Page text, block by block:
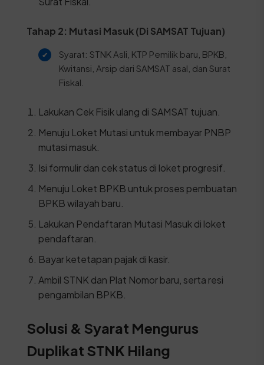
Tahap 2: Mutasi Masuk (Di SAMSAT Tujuan)
Syarat: STNK Asli, KTP Pemilik baru, BPKB,
Kwitansi, Arsip dari SAMSAT asal, dan Surat
Fiskal.
Lakukan Cek Fisik ulang di SAMSAT tujuan.
Menuju Loket Mutasi untuk membayar PNBP
mutasi masuk.
Isi formulir dan cek status di loket progresif.
Menuju Loket BPKB untuk proses pembuatan
BPKB wilayah baru.
Lakukan Pendaftaran Mutasi Masuk di loket
pendaftaran.
Bayar ketetapan pajak di kasir.
Ambil STNK dan Plat Nomor baru, serta resi
pengambilan BPKB.
Solusi & Syarat Mengurus
Duplikat STNK Hilang